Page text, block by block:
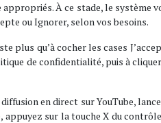
À ce stade, le système
ou Ignorer, selon vos besoins.
plus qu’à cocher les cases
de confidentialité, puis à
en direct sur YouTube,
appuyez sur la touche X du